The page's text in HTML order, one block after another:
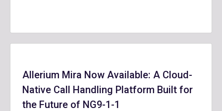
Allerium Mira Now Available: A Cloud-
Native Call Handling Platform Built for
the Future of NG9-1-1